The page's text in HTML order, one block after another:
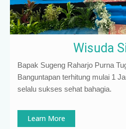
Wisuda
Bapak Sugeng Raharjo Purna
Banguntapan terhitung mulai 1
selalu sukses sehat bahagia.
Learn More